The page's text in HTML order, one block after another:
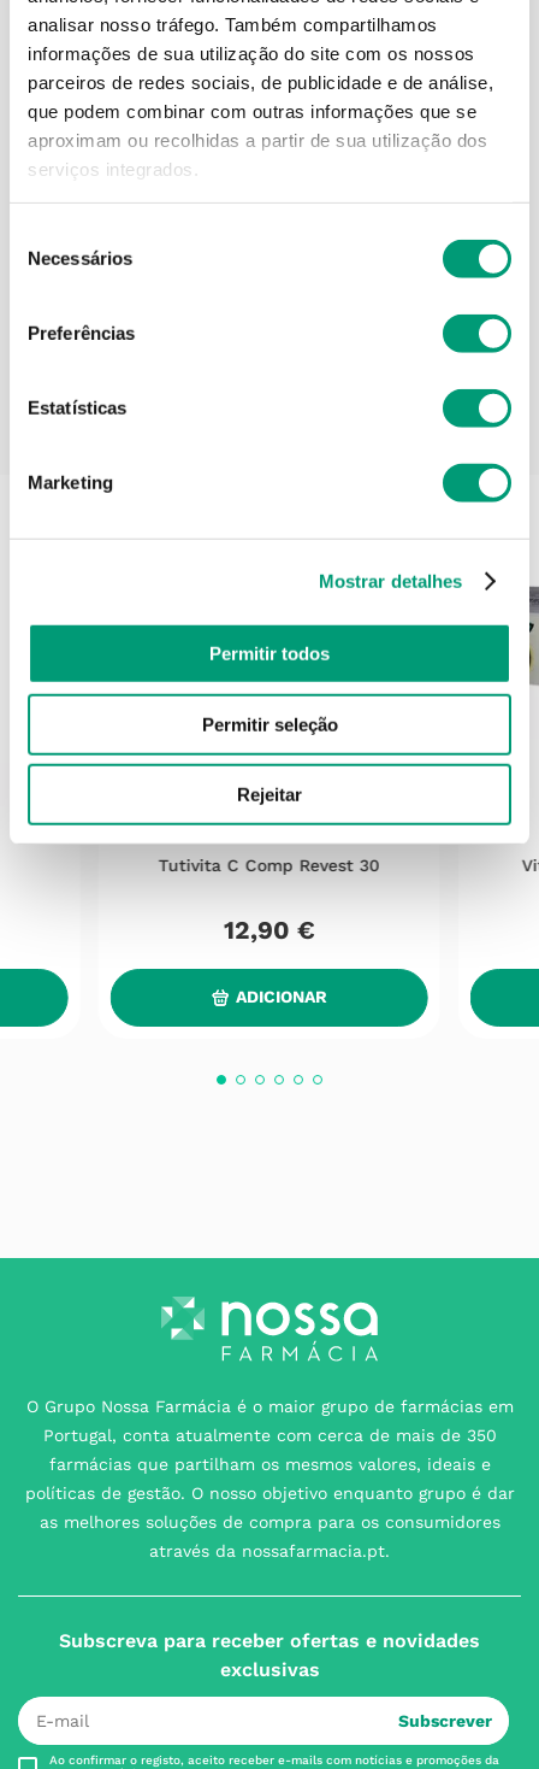
analisar nosso tráfego. Também compartilhamos
informações de sua utilização do site com os nossos
parceiros de redes sociais, de publicidade e de análise,
que podem combinar com outras informações que se
aproximam ou recolhidas a partir de sua utilização dos
serviços integrados.
Necessários
Preferências
Estatísticas
Marketing
Mostrar detalhes
Permitir todos
Permitir seleção
Rejeitar
Modo de utilização
Contra-indicações
TUTIVITA
Tutivita C Comp Revest 30
12,90 €
ADICIONAR
O Grupo Nossa Farmácia é o maior grupo de farmácias em
Portugal, conta atualmente com cerca de mais de 350
farmácias que partilham os mesmos valores, ideais e
políticas de gestão. O nosso objetivo enquanto grupo é dar
as melhores soluções de compra para os consumidores
através da nossafarmacia.pt.
Subscreva para receber ofertas e novidades
exclusivas
Subscrever
Ao confirmar o registo, aceito receber e-mails com notícias e promoções da